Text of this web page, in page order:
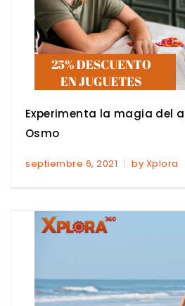
Experimenta la magia del
Osmo
septiembre 6, 2021 by Xplora